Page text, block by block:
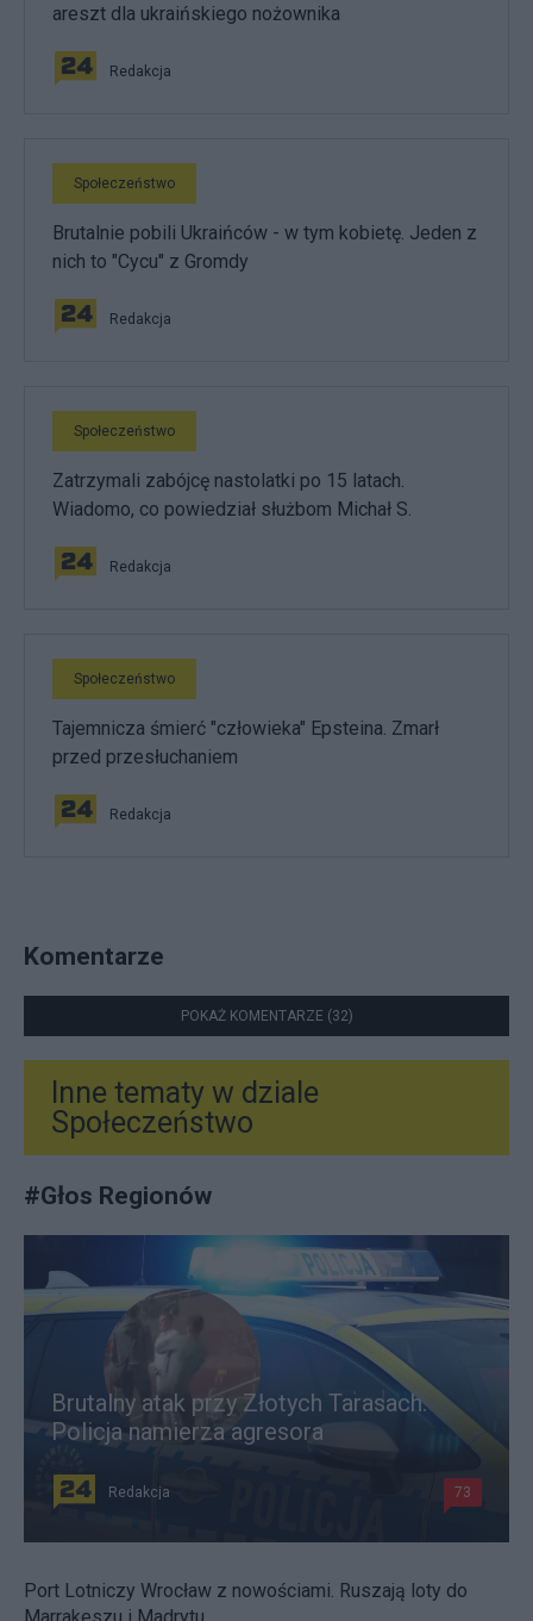
areszt dla ukraińskiego nożownika
Redakcja
Społeczeństwo
Brutalnie pobili Ukraińców - w tym kobietę. Jeden z
nich to "Cycu" z Gromdy
Redakcja
Społeczeństwo
Zatrzymali zabójcę nastolatki po 15 latach.
Wiadomo, co powiedział służbom Michał S.
Redakcja
Społeczeństwo
Tajemnicza śmierć "człowieka" Epsteina. Zmarł
przed przesłuchaniem
Redakcja
Komentarze
POKAŻ KOMENTARZE (32)
Inne tematy w dziale
Społeczeństwo
#Głos Regionów
Brutalny atak przy Złotych Tarasach.
Policja namierza agresora
Redakcja 73
Port Lotniczy Wrocław z nowościami. Ruszają loty do